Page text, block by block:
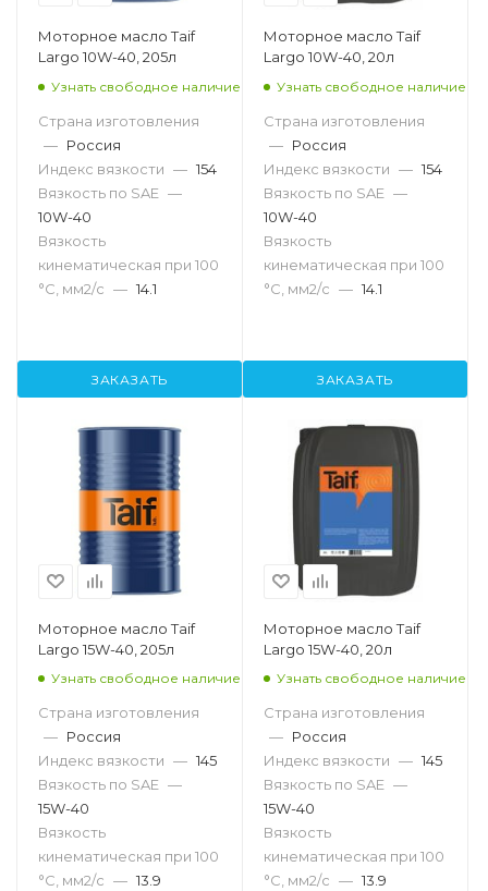
Моторное масло Taif
Largo 10W-40, 205л
Узнать свободное наличие
Страна изготовления
— Россия
Индекс вязкости — 154
Вязкость по SAE —
10W-40
Вязкость
кинематическая при 100
°С, мм2/с — 14.1
ЗАКАЗАТЬ
Моторное масло Taif
Largo 10W-40, 20л
Узнать свободное наличие
Страна изготовления
— Россия
Индекс вязкости — 154
Вязкость по SAE —
10W-40
Вязкость
кинематическая при 100
°С, мм2/с — 14.1
ЗАКАЗАТЬ
Моторное масло Taif
Largo 15W-40, 205л
Узнать свободное наличие
Страна изготовления
— Россия
Индекс вязкости — 145
Вязкость по SAE —
15W-40
Вязкость
кинематическая при 100
°С, мм2/с — 13.9
Моторное масло Taif
Largo 15W-40, 20л
Узнать свободное наличие
Страна изготовления
— Россия
Индекс вязкости — 145
Вязкость по SAE —
15W-40
Вязкость
кинематическая при 100
°С, мм2/с — 13.9